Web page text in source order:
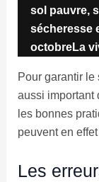
sol pauvre,
sécheresse
octobreLa
Pour garantir le
aussi important
les bonnes
peuvent en
Les